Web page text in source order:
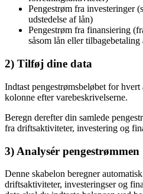
Pengestrøm fra investeringer
udstedelse af lån)
Pengestrøm fra finansiering
såsom lån eller tilbagebetaling
2) Tilføj dine data
Indtast pengestrømsbeløbet for
kolonne efter varebeskrivelserne.
Beregn derefter din samlede
fra driftsaktiviteter, investering og
3) Analysér pengestrømmen
Denne skabelon beregner
driftsaktiviteter, investeringser og